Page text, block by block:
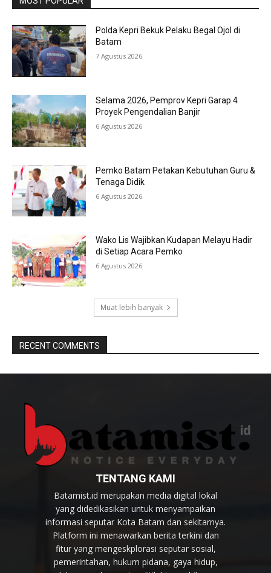
Polda Kepri Bekuk Pelaku Begal Ojol di
Batam
7 Agustus 2026
Selama 2026, Pemprov Kepri Garap 4
Proyek Pengendalian Banjir
6 Agustus 2026
Pemko Batam Petakan Kebutuhan Guru &
Tenaga Didik
6 Agustus 2026
Wako Lis Wajibkan Kudapan Melayu Hadir
di Setiap Acara Pemko
6 Agustus 2026
Muat lebih banyak
RECENT COMMENTS
TENTANG KAMI
Batamist.id merupakan media digital lokal
yang didedikasikan untuk menyampaikan
informasi seputar Kota Batam dan sekitarnya.
Platform ini menawarkan berita terkini dan
fitur yang mengeskplorasi seputar sosial,
pemerintahan, hukum pidana, gaya hidup,